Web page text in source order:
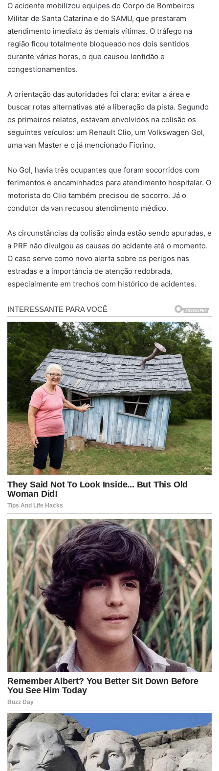
O acidente mobilizou equipes do Corpo de Bombeiros
Militar de Santa Catarina e do SAMU, que prestaram
atendimento imediato às demais vítimas. O tráfego na
região ficou totalmente bloqueado nos dois sentidos
durante várias horas, o que causou lentidão e
congestionamentos.
A orientação das autoridades foi clara: evitar a área e
buscar rotas alternativas até a liberação da pista. Segundo
os primeiros relatos, estavam envolvidos na colisão os
seguintes veículos: um Renault Clio, um Volkswagen Gol,
uma van Master e o já mencionado Fiorino.
No Gol, havia três ocupantes que foram socorridos com
ferimentos e encaminhados para atendimento hospitalar. O
motorista do Clio também precisou de socorro. Já o
condutor da van recusou atendimento médico.
As circunstâncias da colisão ainda estão sendo apuradas, e
a PRF não divulgou as causas do acidente até o momento.
O caso serve como novo alerta sobre os perigos nas
estradas e a importância de atenção redobrada,
especialmente em trechos com histórico de acidentes.